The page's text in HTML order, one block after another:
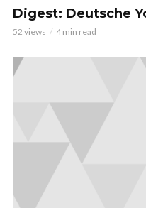
Digest: Deutsche
52 views 4 min read